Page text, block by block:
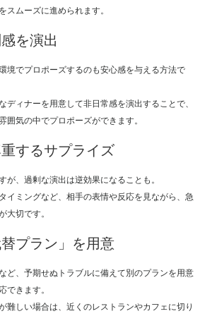
スムーズに進められます。
を演出
境でプロポーズするのも安心感を与える方法で
ディナーを用意して非日常感を演出することで、
囲気の中でプロポーズができます。
するサプライズ
が、過剰な演出は逆効果になることも。
イミングなど、相手の表情や反応を見ながら、急
大切です。
プラン」を用意
ど、予期せぬトラブルに備えて別のプランを用意
できます。
難しい場合は、近くのレストランやカフェに切り